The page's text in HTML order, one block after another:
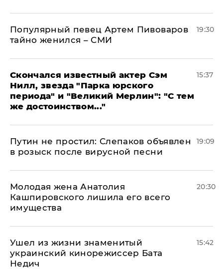
Популярный певец Артем Пивоваров
тайно женился – СМИ
19:30
Скончался известный актер Сэм
Нилл, звезда "Парка юрского
периода" и "Великий Мерлин": "С тем
же достоинством..."
15:37
Путин не простил: Слепаков объявлен
в розыск после вирусной песни
19:09
Молодая жена Анатолия
Кашпировского лишила его всего
имущества
20:30
Ушел из жизни знаменитый
украинский кинорежиссер Бата
Недич
15:42